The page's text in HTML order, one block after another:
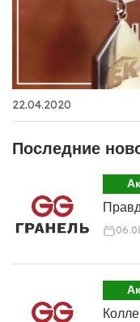
22.04.2020
Последние